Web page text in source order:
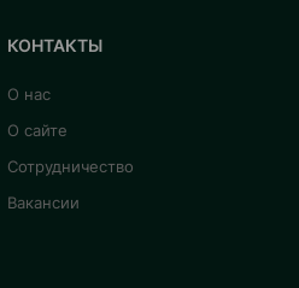
КОНТАКТЫ
О нас
О сайте
Сотрудничество
Вакансии